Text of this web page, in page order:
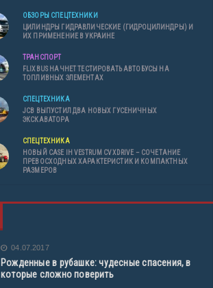
ОБЗОРЫ СПЕЦТЕХНИКИ
ЦИЛИНДРЫ ГИДРАВЛИЧЕСКИЕ (ГИДРОЦИЛИНДРЫ) И
ИХ ПРИМЕНЕНИЕ В УКРАИНЕ
ТРАНСПОРТ
FLIXBUS НАЧНЕТ ТЕСТИРОВАТЬ АВТОБУСЫ НА
ТОПЛИВНЫХ ЭЛЕМЕНТАХ
СПЕЦТЕХНИКА
JCB ВЫПУСТИЛ ДВА НОВЫХ ГУСЕНИЧНЫХ
ЭКСКАВАТОРА
СПЕЦТЕХНИКА
НОВЫЙ CASE IH VESTRUM CVXDRIVE – СОЧЕТАНИЕ
ПРЕВОСХОДНЫХ ХАРАКТЕРИСТИК И КОМПАКТНЫХ
РАЗМЕРОВ
04.07.2017
Рожденные в рубашке: чудесные спасения, в
которые сложно поверить